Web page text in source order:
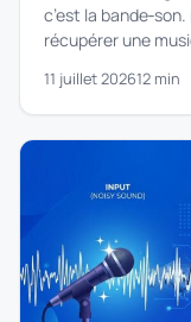
c’est la
récupérer une
11 juillet 202612 min